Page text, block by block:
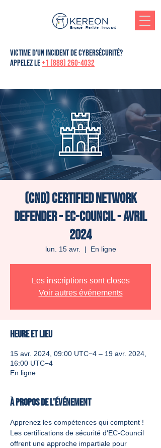
Engagé - Flexible - Innovant
victime d'un incident de cybersécurité?
Appelez le+1 (888) 260-4032
(CND) Certified Network
Defender - Ec-Council - Avril
2024
lun. 15 avr.
  |
En ligne
Les inscriptions sont closes
Voir autres événements
Heure et lieu
15 avr. 2024, 09:00 UTC−4 – 19 avr. 2024,
16:00 UTC−4
En ligne
À propos de l'événement
Apprenez les compétences qui comptent !
Les certifications de sécurité d'EC-Council
offrent une approche impartiale pour